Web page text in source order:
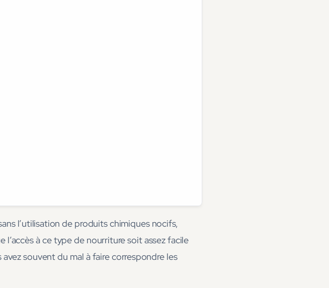
l’utilisation de produits chimiques nocifs,
à ce type de nourriture soit assez facile
souvent du mal à faire correspondre les